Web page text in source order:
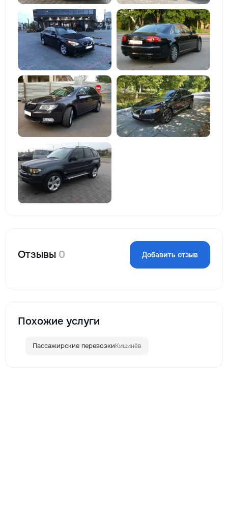
Отзывы 0 Добавить отзыв
Похожие услуги
Пассажирские перевозкиКишинёв